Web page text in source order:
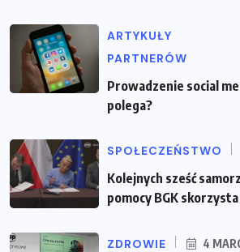
ARTYKUŁY
PARTNERÓW
Prowadzenie social
polega?
SPOŁECZEŃSTWO
Kolejnych sześć
pomocy BGK
ZDROWIE 4